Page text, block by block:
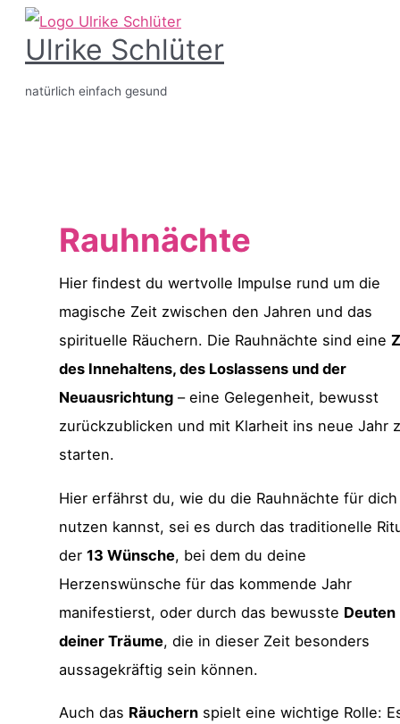
Zum
InhaltUlrike Schlüter
natürlich einfach gesund
Rauhnächte
Hier findest du wertvolle Impulse rund um die
magische Zeit zwischen den Jahren und das
spirituelle Räuchern. Die Rauhnächte sind eine
des Innehaltens, des Loslassens und der
Neuausrichtung – eine Gelegenheit, bewusst
zurückzublicken und mit Klarheit ins neue Jahr
starten.
Hier erfährst du, wie du die Rauhnächte für dich
nutzen kannst, sei es durch das traditionelle
der13 Wünsche, bei dem du deine
Herzenswünsche für das kommende Jahr
manifestierst, oder durch das bewusste Deuten
deiner Träume, die in dieser Zeit besonders
aussagekräftig sein können.
Auch das Räuchern spielt eine wichtige Rolle: